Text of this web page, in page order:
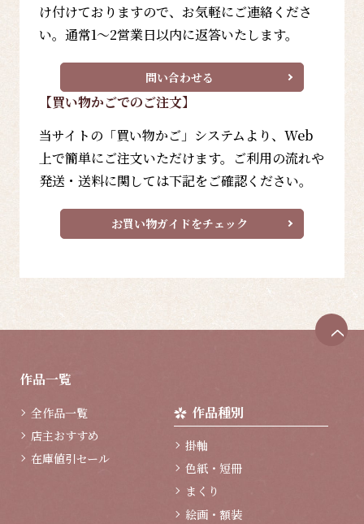
け付けておりますので、お気軽にご連絡くださ
い。通常1～2営業日以内に返答いたします。
問い合わせる
【買い物かごでのご注文】
当サイトの「買い物かご」システムより、Web
上で簡単にご注文いただけます。ご利用の流れや
発送・送料に関しては下記をご確認ください。
お買い物ガイドをチェック
作品一覧
全作品一覧
店主おすすめ
在庫値引セール
作品種別
掛軸
色紙・短冊
まくり
絵画・額装
ペ